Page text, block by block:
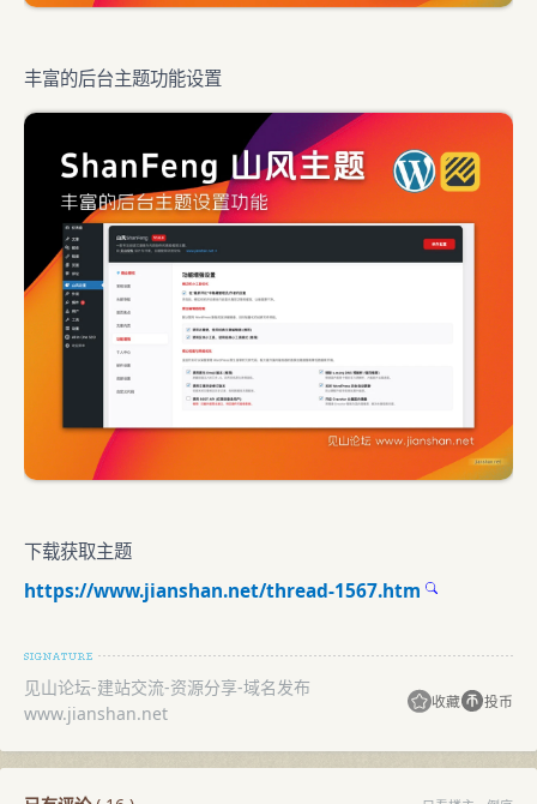
丰富的后台主题功能设置
下载获取主题
https://www.jianshan.net/thread-1567.htm
见山论坛-建站交流-资源分享-域名发布
www.jianshan.net
收藏 投币